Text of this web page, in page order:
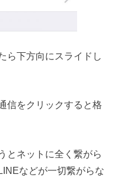
ら下方向にスライドし
信をクリックすると格
とネットに全く繋がら
などが一切繋がらな